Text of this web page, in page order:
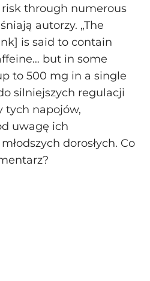
through numerous
autorzy. „The
is said to contain
but in some
to 500 mg in a single
silniejszych regulacji
tych napojów,
uwagę ich
dorosłych. Co